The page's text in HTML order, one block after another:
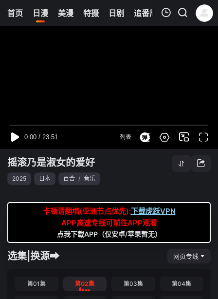
首页 日漫 美漫 特摄 日剧 追番周表 今日更新
6
摇滚乃是淑女的爱好
2025 日本 百合 / 音乐
卡顿请翻墙(亚洲节点优先):下载虎跃VPN
APP高速专线可前往APP观看
点我下载APP（仅安卓/苹果暂无）
选集|换源➡ 网页专线
第01集 第02集 第03集 第04集